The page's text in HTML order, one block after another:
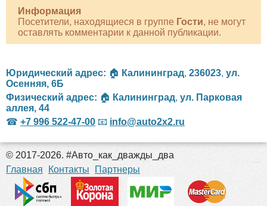
Информация
Посетители, находящиеся в группе Гости, не могут
оставлять комментарии к данной публикации.
Юридический адрес: 🏠 Калининград, 236023, ул.
Осенняя, 6Б
Физический адрес: 🏠 Калининград, ул. Парковая
аллея, 44
☎ +7 996 522-47-00 📧 info@auto2x2.ru
© 2017-2026. #Авто_как_дважды_два
Главная
Контакты Партнеры